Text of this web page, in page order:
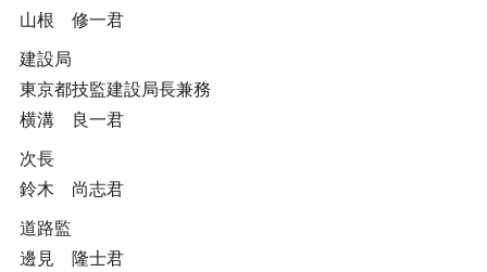
山根 修一君
建設局
東京都技監建設局長兼務
横溝 良一君
次長
鈴木 尚志君
道路監
邊見 隆士君